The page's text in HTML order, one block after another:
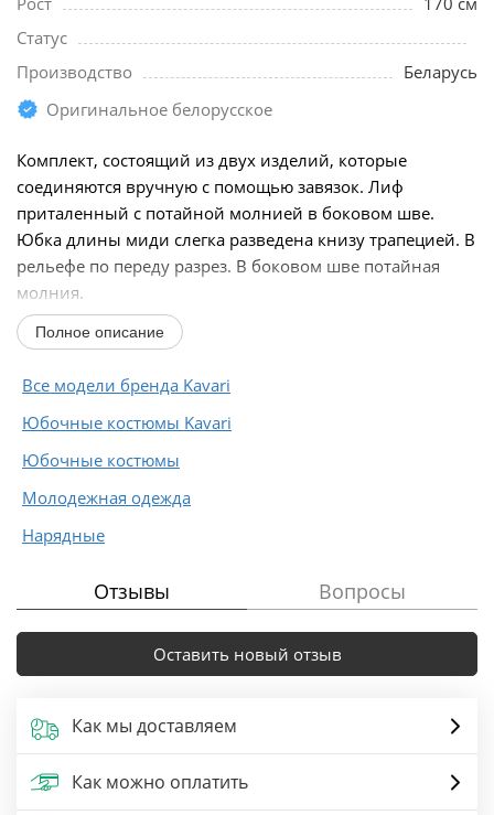
Статус
Производство
Беларусь
Оригинальное белорусское
Комплект, состоящий из двух изделий, которые
соединяются вручную с помощью завязок. Лиф
приталенный с потайной молнией в боковом шве.
Юбка длины миди слегка разведена книзу трапецией. В
рельефе по переду разрез. В боковом шве потайная
молния.
Длина переда топа от линии плеча в размерах 42-46...
Полное описание
Все модели бренда Kavari
Юбочные костюмы Kavari
Юбочные костюмы
Молодежная одежда
Нарядные
Отзывы Вопросы
Оставить новый отзыв
Как мы доставляем
Как можно оплатить